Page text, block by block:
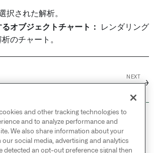
択された解析。
オブジェクトチャート：
レンダリング
のチャート。
NEXT
→
Technologies Inc. All rights
↗
and other tracking technologies to
and to analyze performance and
We also share information about your
our social media, advertising and analytics
detected an opt-out preference signal then